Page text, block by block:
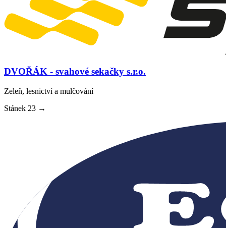
DVOŘÁK - svahové sekačky s.r.o.
Zeleň, lesnictví a mulčování
Stánek 23 →